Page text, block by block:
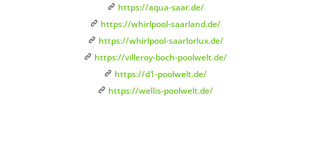
https://aqua-saar.de/
https://whirlpool-saarland.de/
https://whirlpool-saarlorlux.de/
https://villeroy-boch-poolwelt.de/
https://d1-poolwelt.de/
https://wellis-poolwelt.de/